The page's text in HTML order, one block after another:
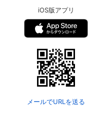
iOS版アプリ
メールでURLを送る